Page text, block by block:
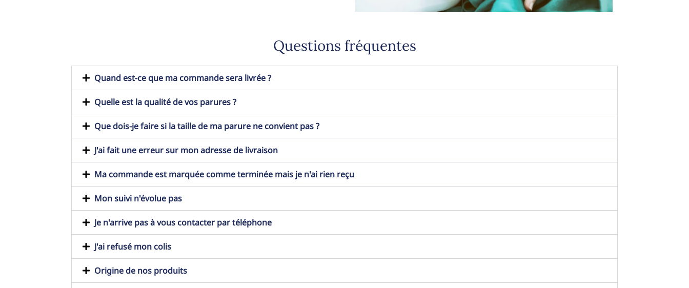
Questions fréquentes
Quand est-ce que ma commande sera livrée ?
Quelle est la qualité de vos parures ?
Que dois-je faire si la taille de ma parure ne convient pas ?
J'ai fait une erreur sur mon adresse de livraison
Ma commande est marquée comme terminée mais je n'ai rien reçu
Mon suivi n'évolue pas
Je n'arrive pas à vous contacter par téléphone
J'ai refusé mon colis
Origine de nos produits